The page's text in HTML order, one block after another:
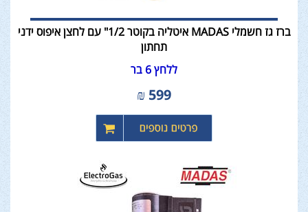
ברז גז חשמלי MADAS איטליה בקוטר 1/2" עם לחצן איפוס ידני
תחתון
ללחץ 6 בר
599
₪